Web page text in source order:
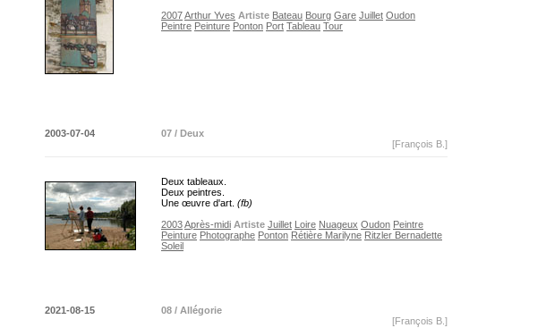
2007Arthur Yves Artiste Bateau Bourg Gare Juillet Oudon
Peintre Peinture Ponton Port Tableau Tour
2003-07-04
07 / Deux
[François B.]
Deux tableaux.
Deux peintres.
Une œuvre d'art. (fb)
2003Après-midi Artiste Juillet Loire Nuageux Oudon Peintre
Peinture Photographe Ponton Rétière Marilyne Ritzler Bernadette
Soleil
2021-08-15
08 / Allégorie
[François B.]